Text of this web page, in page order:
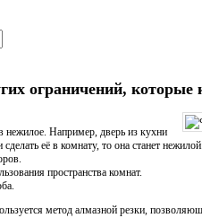
ограничений, которые
Например, дверь из кухни
её в комнату, то она станет
пространства комнат.
метод алмазной резки,